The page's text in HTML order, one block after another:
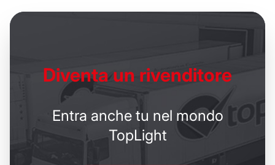
Diventa un rivenditore
Entra anche tu nel mondo
TopLight